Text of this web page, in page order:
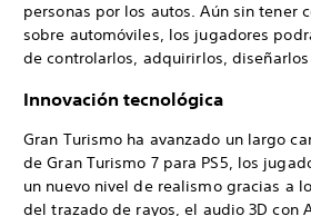
personas por los autos. Aún sin tener
sobre automóviles, los jugadores
de controlarlos, adquirirlos,
Innovación tecnológica
Gran Turismo ha avanzado un largo
de Gran Turismo 7 para PS5, los
un nuevo nivel de realismo gracias a
del trazado de rayos, el audio 3D con